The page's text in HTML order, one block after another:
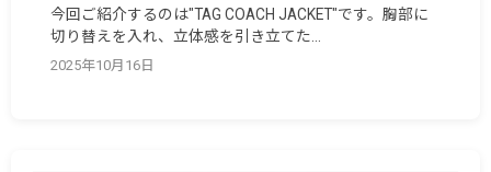
今回ご紹介するのは"TAG COACH JACKET"です。胸部に
切り替えを入れ、立体感を引き立てた…
2025年10月16日